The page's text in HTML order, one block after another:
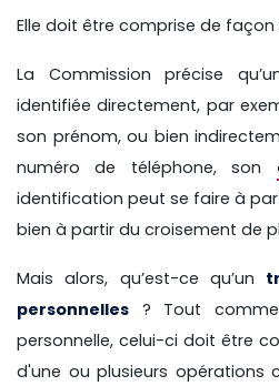
Elle doit être comprise de façon
La Commission précise
identifiée directement, par
son prénom, ou bien
numéro de téléphone, son
identification peut se faire à
bien à partir du croisement de
Mais alors, qu’est-ce qu’un
personnelles ? Tout
personnelle, celui-ci doit être
d'une ou plusieurs opérations